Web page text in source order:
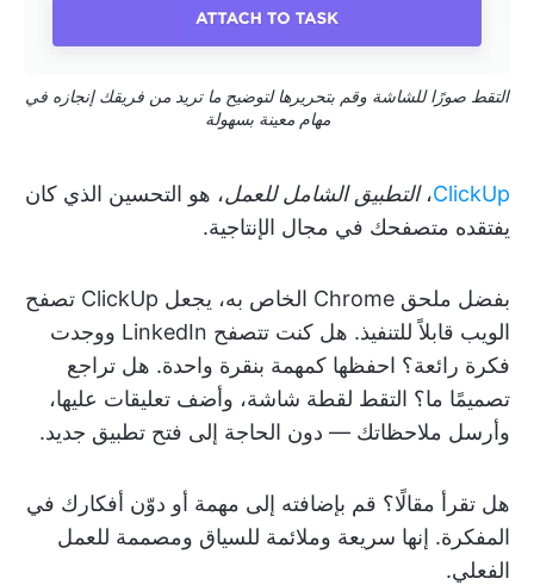
التقط صورًا للشاشة وقم بتحريرها لتوضيح ما تريد من فريقك إنجازه في
مهام معينة بسهولة
ClickUp،التطبيق الشامل للعمل، هو التحسين الذي كان
يفتقده متصفحك في مجال الإنتاجية.
بفضل ملحق Chrome الخاص به، يجعل ClickUp تصفح
الويب قابلاً للتنفيذ. هل كنت تتصفح LinkedIn ووجدت
فكرة رائعة؟ احفظها كمهمة بنقرة واحدة. هل تراجع
تصميمًا ما؟ التقط لقطة شاشة، وأضف تعليقات عليها،
وأرسل ملاحظاتك — دون الحاجة إلى فتح تطبيق جديد.
هل تقرأ مقالًا؟ قم بإضافته إلى مهمة أو دوّن أفكارك في
المفكرة. إنها سريعة وملائمة للسياق ومصممة للعمل
الفعلي.